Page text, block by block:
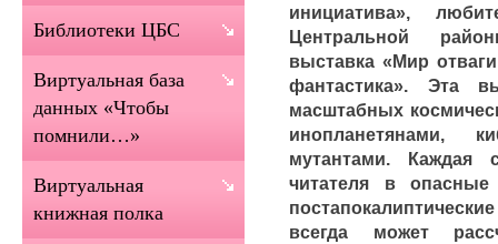
инициатива»,
Центральной
выставка «Мир
фантастика». Эта
масштабных
инопланетянами,
мутантами. Каждая
читателя в
всегда может
Библиотеки ЦБС
Виртуальная база
данных «Чтобы
помнили…»
Виртуальная
книжная полка